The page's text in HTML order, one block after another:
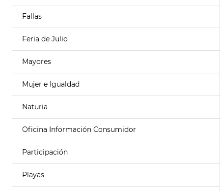
Fallas
Feria de Julio
Mayores
Mujer e Igualdad
Naturia
Oficina Información Consumidor
Participación
Playas